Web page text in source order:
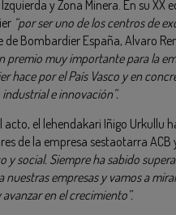
y Zona Minera. En su
“por ser uno de los centros de
de Bombardier España, Alvaro
premio muy importante para la
hace por el País Vasco y en
e innovación”.
acto, el lehendakari Iñigo Urkullu
de la empresa sestaotarra
y social. Siempre ha sabido
nuestras empresas y vamos a
en el crecimiento”.